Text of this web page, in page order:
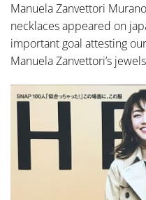
Manuela Zanvettori
necklaces appeared on
important goal attesting
Manuela Zanvettori’s